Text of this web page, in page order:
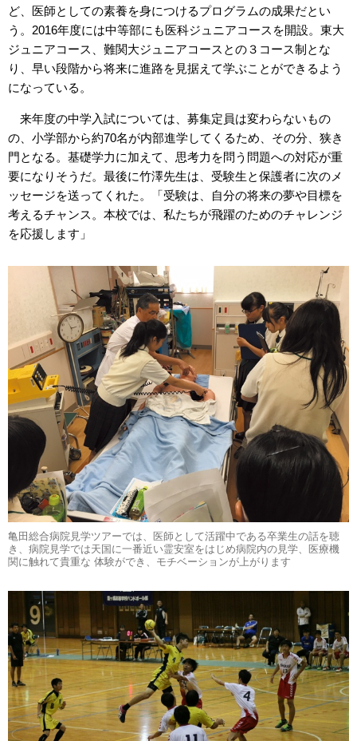
ど、医師としての素養を身につけるプログラムの成果だとい
う。2016年度には中等部にも医科ジュニアコースを開設。東大
ジュニアコース、難関大ジュニアコースとの３コース制とな
り、早い段階から将来に進路を見据えて学ぶことができるよう
になっている。
来年度の中学入試については、募集定員は変わらないもの
の、小学部から約70名が内部進学してくるため、その分、狭き
門となる。基礎学力に加えて、思考力を問う問題への対応が重
要になりそうだ。最後に竹澤先生は、受験生と保護者に次のメ
ッセージを送ってくれた。「受験は、自分の将来の夢や目標を
考えるチャンス。本校では、私たちが飛躍のためのチャレンジ
を応援します」
亀田総合病院見学ツアーでは、医師として活躍中である卒業生の話を聴
き、病院見学では天国に一番近い霊安室をはじめ病院内の見学、医療機
関に触れて貴重な 体験ができ、モチベーションが上がります